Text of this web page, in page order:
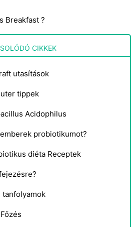
Breakfast ?
CIKKEK
utasítások
tippek
Acidophilus
probiotikumot?
diéta Receptek
tanfolyamok